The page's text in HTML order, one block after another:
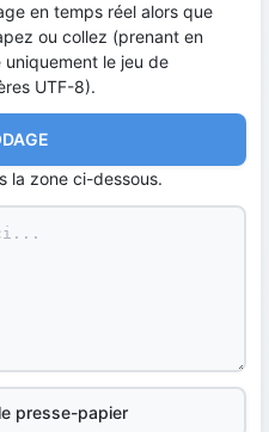
en temps réel alors que
ou collez (prenant en
uniquement le jeu de
UTF-8).
la zone ci-dessous.
presse-papier